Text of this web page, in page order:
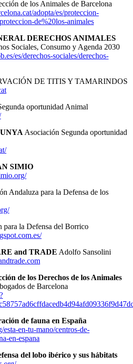
de los Animales de Barcelona
adopta/es/proteccion-
de%20los-animales
DERECHOS ANIMALES
Sociales, Consumo y Agenda 2030
es/derechos-sociales/derechos-
DE TITIS Y TAMARINDOS
oportunidad Animal
Asociación Segunda oportunidad
SIMIO
Andaluza para la Defensa de los
para la Defensa del Borrico
and TRADE Adolfo Sansolini
de los Derechos de los Animales
de Barcelona
de fauna en España
en-tu-mano/centros-de-
en-espana
del lobo ibérico y sus hábitats